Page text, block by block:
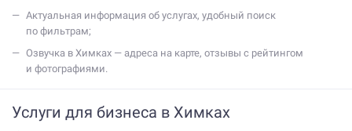
актуальная информация об услугах, удобный поиск
по фильтрам;
озвучка в Химках — адреса на карте, отзывы с рейтингом
и фотографиями.
Услуги для бизнеса в Химках